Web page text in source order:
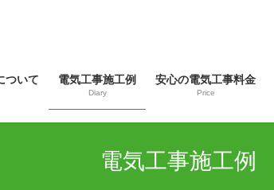
ついて 電気工事施工例
Diary
安心の電気工事料金
Price
電気工事施工例